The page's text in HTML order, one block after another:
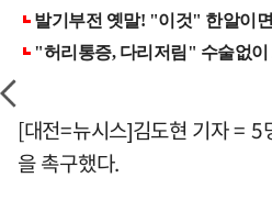
[대전=뉴시스]김도현 기자 = 5
을 촉구했다.